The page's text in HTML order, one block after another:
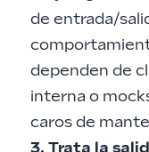
de entrada/
dependen de
interna o
caros de